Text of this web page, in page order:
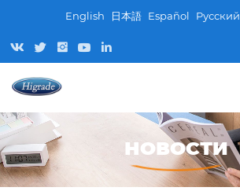
English 日本語 Español Pусский
НОВОСТИ